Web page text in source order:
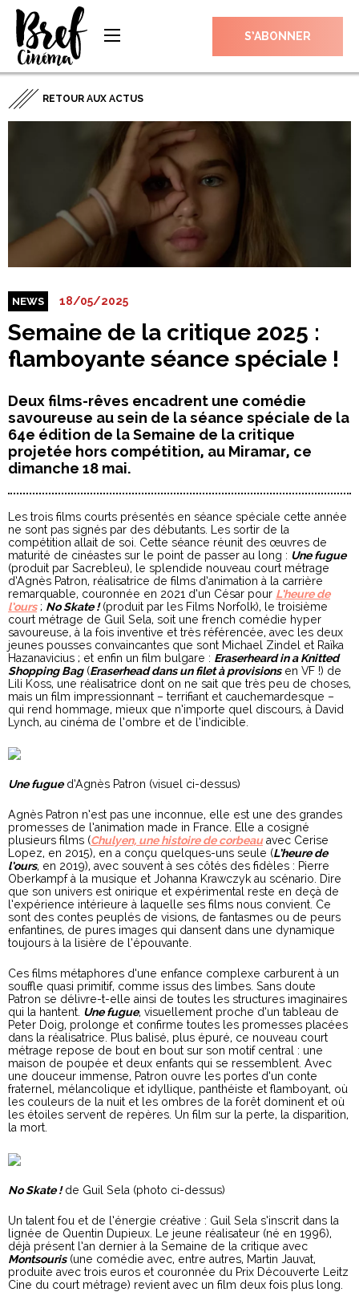
S’ABONNER
RETOUR AUX ACTUS
NEWS 18/05/2025
Semaine de la critique 2025 :
flamboyante séance spéciale !
Deux films-rêves encadrent une comédie
savoureuse au sein de la séance spéciale de la
64e édition de la Semaine de la critique
projetée hors compétition, au Miramar, ce
dimanche 18 mai.
Les trois films courts présentés en séance spéciale cette année
ne sont pas signés par des débutants. Les sortir de la
compétition allait de soi. Cette séance réunit des œuvres de
maturité de cinéastes sur le point de passer au long : Une fugue
(produit par Sacrebleu), le splendide nouveau court métrage
d’Agnès Patron, réalisatrice de films d’animation à la carrière
remarquable, couronnée en 2021 d’un César pour L’heure de
l’ours; No Skate !(produit par les Films Norfolk), le troisième
court métrage de Guil Sela, soit une french comédie hyper
savoureuse, à la fois inventive et très référencée, avec les deux
jeunes pousses convaincantes que sont Michael Zindel et Raïka
Hazanavicius ; et enfin un film bulgare : Eraserheard in a Knitted
Shopping Bag(Eraserhead dans un filet à provisionsen VF !) de
Lili Koss, une réalisatrice dont on ne sait que très peu de choses,
mais un film impressionnant – terrifiant et cauchemardesque –
qui rend hommage, mieux que n’importe quel discours, à David
Lynch, au cinéma de l’ombre et de l’indicible.
Une fugued’Agnès Patron (visuel ci-dessus)
Agnès Patron n’est pas une inconnue, elle est une des grandes
promesses de l’animation made in France. Elle a cosigné
plusieurs films (Chulyen, une histoire de corbeauavec Cerise
Lopez, en 2015), en a conçu quelques-uns seule (L’heure de
l’ours, en 2019), avec souvent à ses côtés des fidèles : Pierre
Oberkampf à la musique et Johanna Krawczyk au scénario. Dire
que son univers est onirique et expérimental reste en deçà de
l’expérience intérieure à laquelle ses films nous convient. Ce
sont des contes peuplés de visions, de fantasmes ou de peurs
enfantines, de pures images qui dansent dans une dynamique
toujours à la lisière de l’épouvante.
Ces films métaphores d’une enfance complexe carburent à un
souffle quasi primitif, comme issus des limbes. Sans doute
Patron se délivre-t-elle ainsi de toutes les structures imaginaires
qui la hantent. Une fugue, visuellement proche d’un tableau de
Peter Doig, prolonge et confirme toutes les promesses placées
dans la réalisatrice. Plus balisé, plus épuré, ce nouveau court
métrage repose de bout en bout sur son motif central : une
maison de poupée et deux enfants qui se ressemblent. Avec
une douceur immense, Patron ouvre les portes d’un conte
fraternel, mélancolique et idyllique, panthéiste et flamboyant, où
les couleurs de la nuit et les ombres de la forêt dominent et où
les étoiles servent de repères. Un film sur la perte, la disparition,
la mort.
No Skate !de Guil Sela (photo ci-dessus)
Un talent fou et de l’énergie créative : Guil Sela s’inscrit dans la
lignée de Quentin Dupieux. Le jeune réalisateur (né en 1996),
déjà présent l’an dernier à la Semaine de la critique avec
Montsouris(une comédie avec, entre autres, Martin Jauvat,
produite avec trois euros et couronnée du Prix Découverte Leitz
Cine du court métrage) revient avec un film deux fois plus long.